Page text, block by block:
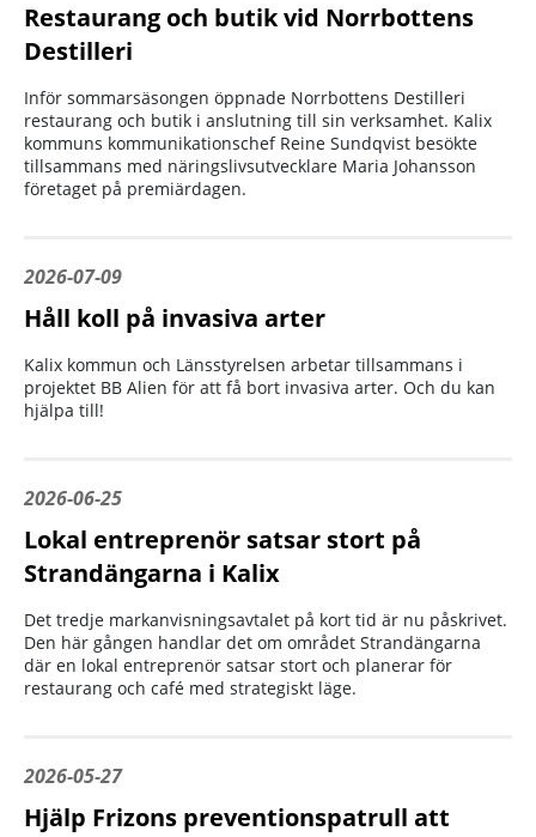
Restaurang och butik vid Norrbottens
Destilleri
Inför sommarsäsongen öppnade Norrbottens Destilleri
restaurang och butik i anslutning till sin verksamhet. Kalix
kommuns kommunikationschef Reine Sundqvist besökte
tillsammans med näringslivsutvecklare Maria Johansson
företaget på premiärdagen.
2026-07-09
Håll koll på invasiva arter
Kalix kommun och Länsstyrelsen arbetar tillsammans i
projektet BB Alien för att få bort invasiva arter. Och du kan
hjälpa till!
2026-06-25
Lokal entreprenör satsar stort på
Strandängarna i Kalix
Det tredje markanvisningsavtalet på kort tid är nu påskrivet.
Den här gången handlar det om området Strandängarna
där en lokal entreprenör satsar stort och planerar för
restaurang och café med strategiskt läge.
2026-05-27
Hjälp Frizons preventionspatrull att